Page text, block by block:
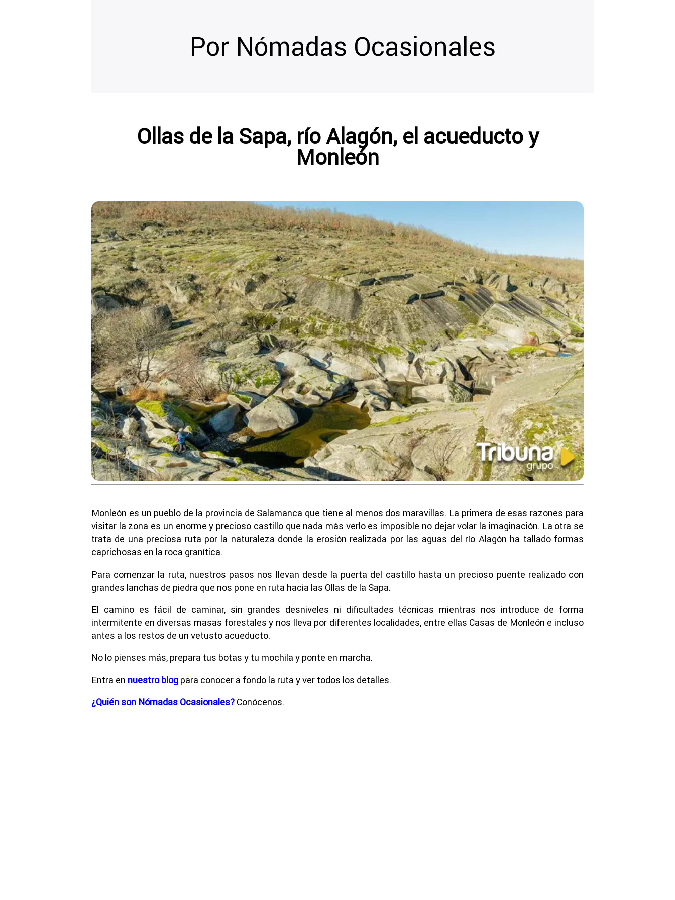
Por Nómadas Ocasionales
Ollas de la Sapa, río Alagón, el acueducto y
Monleón
Monleón es un pueblo de la provincia de Salamanca que tiene al menos dos maravillas. La primera de esas razones para
visitar la zona es un enorme y precioso castillo que nada más verlo es imposible no dejar volar la imaginación. La otra se
trata de una preciosa ruta por la naturaleza donde la erosión realizada por las aguas del río Alagón ha tallado formas
caprichosas en la roca granítica.
Para comenzar la ruta, nuestros pasos nos llevan desde la puerta del castillo hasta un precioso puente realizado con
grandes lanchas de piedra que nos pone en ruta hacia las Ollas de la Sapa.
El camino es fácil de caminar, sin grandes desniveles ni dificultades técnicas mientras nos introduce de forma
intermitente en diversas masas forestales y nos lleva por diferentes localidades, entre ellas Casas de Monleón e incluso
antes a los restos de un vetusto acueducto.
No lo pienses más, prepara tus botas y tu mochila y ponte en marcha.
Entra en nuestro blog para conocer a fondo la ruta y ver todos los detalles.
¿Quién son Nómadas Ocasionales? Conócenos.